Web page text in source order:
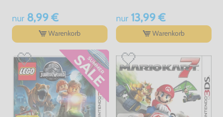
nur8,99 €
Warenkorb
nur13,99 €
Warenkorb